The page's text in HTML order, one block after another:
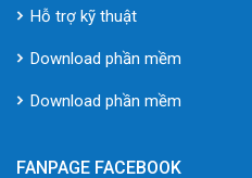
Hỗ trợ kỹ thuật
Download phần mềm
Download phần mềm
FANPAGE FACEBOOK